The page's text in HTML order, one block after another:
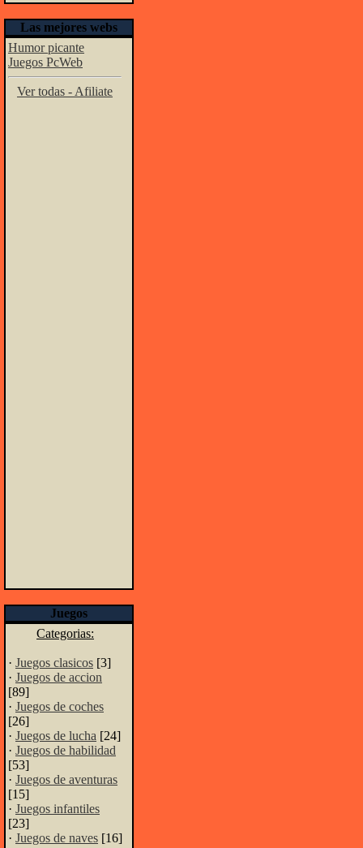
Las mejores webs
Humor picante
Juegos PcWeb
Ver todas - Afiliate
Juegos
Categorias:
· Juegos clasicos [3]
· Juegos de accion
[89]
· Juegos de coches
[26]
· Juegos de lucha [24]
· Juegos de habilidad
[53]
· Juegos de aventuras
[15]
· Juegos infantiles
[23]
· Juegos de naves [16]